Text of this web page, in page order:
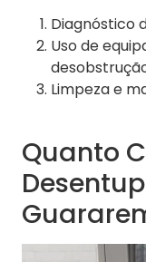
Diagnóstico
Uso de
Limpeza e
Quanto